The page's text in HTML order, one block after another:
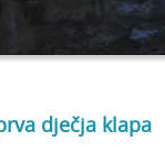
dječja klapa